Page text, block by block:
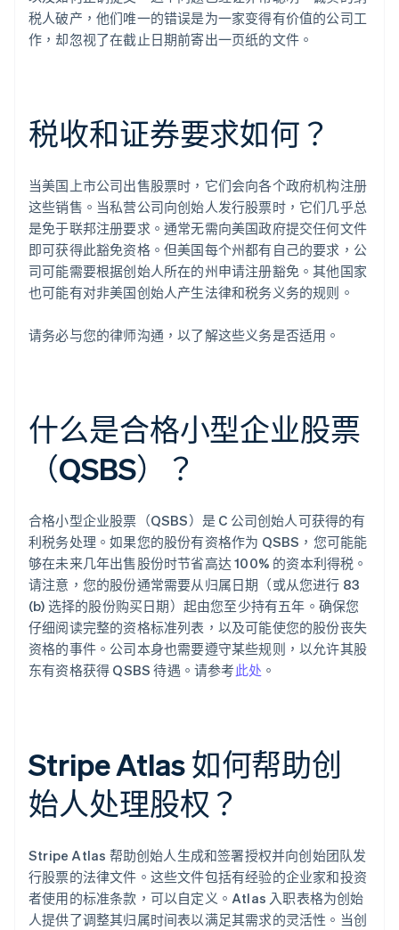
税人破产，他们唯一的错误是为一家变得有价值的公司工
作，却忽视了在截止日期前寄出一页纸的文件。
税收和证券要求如何？
当美国上市公司出售股票时，它们会向各个政府机构注册
这些销售。当私营公司向创始人发行股票时，它们几乎总
是免于联邦注册要求。通常无需向美国政府提交任何文件
即可获得此豁免资格。但美国每个州都有自己的要求，公
司可能需要根据创始人所在的州申请注册豁免。其他国家
也可能有对非美国创始人产生法律和税务义务的规则。
请务必与您的律师沟通，以了解这些义务是否适用。
什么是合格小型企业股票
（QSBS）？
合格小型企业股票（QSBS）是 C 公司创始人可获得的有
利税务处理。如果您的股份有资格作为 QSBS，您可能能
够在未来几年出售股份时节省高达 100% 的资本利得税。
请注意，您的股份通常需要从归属日期（或从您进行 83
(b) 选择的股份购买日期）起由您至少持有五年。确保您
仔细阅读完整的资格标准列表，以及可能使您的股份丧失
资格的事件。公司本身也需要遵守某些规则，以允许其股
东有资格获得 QSBS 待遇。请参考 此处 。
Stripe Atlas 如何帮助创
始人处理股权？
Stripe Atlas 帮助创始人生成和签署授权并向创始团队发
行股票的法律文件。这些文件包括有经验的企业家和投资
者使用的标准条款，可以自定义。Atlas 入职表格为创始
人提供了调整其归属时间表以满足其需求的灵活性。当创